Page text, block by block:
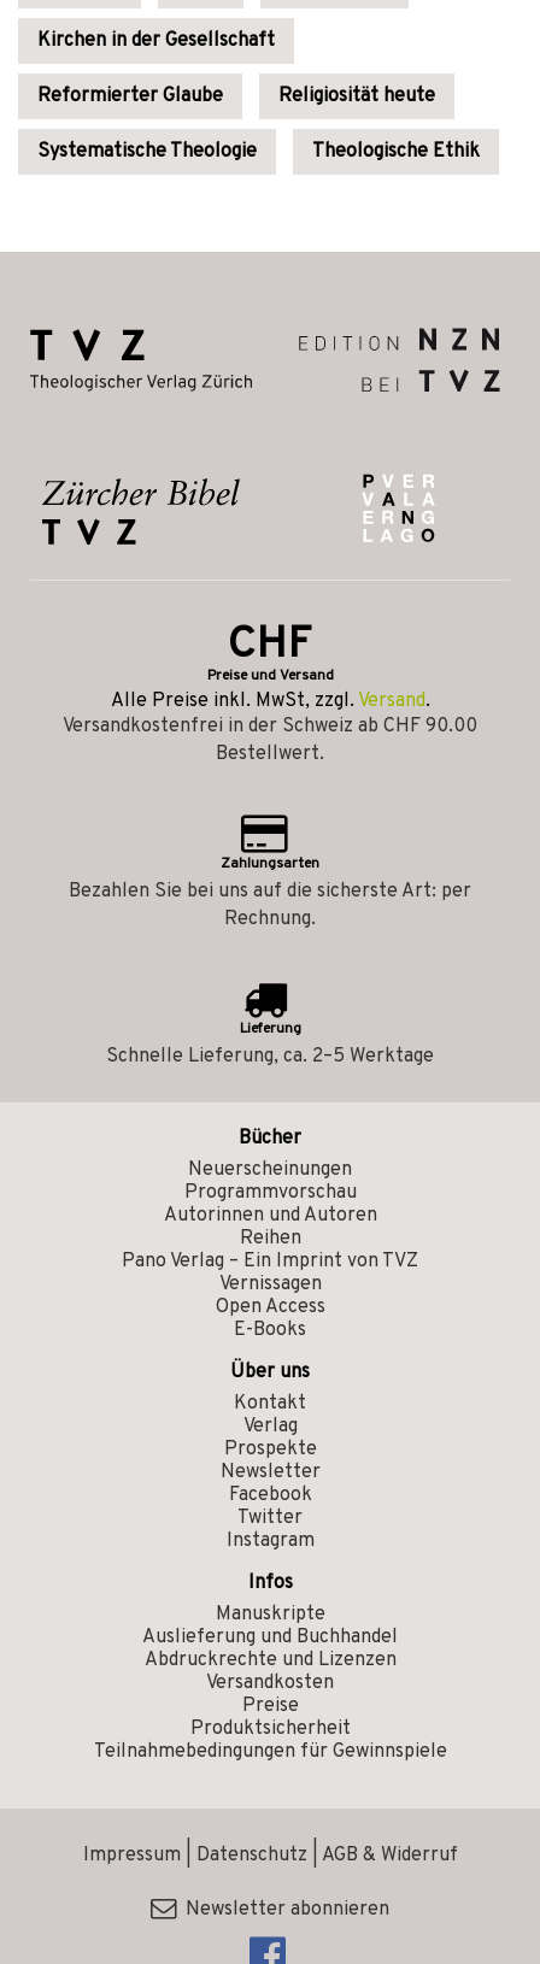
Kirchen in der Gesellschaft
Reformierter Glaube Religiosität heute
Systematische Theologie Theologische Ethik
CHF
Preise und Versand
Alle Preise inkl. MwSt, zzgl. Versand.
Versandkostenfrei in der Schweiz ab CHF 90.00
Bestellwert.
Zahlungsarten
Bezahlen Sie bei uns auf die sicherste Art: per
Rechnung.
Lieferung
Schnelle Lieferung, ca. 2–5 Werktage
Bücher
Neuerscheinungen
Programmvorschau
Autorinnen und Autoren
Reihen
Pano Verlag – Ein Imprint von TVZ
Vernissagen
Open Access
E-Books
Über uns
Kontakt
Verlag
Prospekte
Newsletter
Facebook
Twitter
Instagram
Infos
Manuskripte
Auslieferung und Buchhandel
Abdruckrechte und Lizenzen
Versandkosten
Preise
Produktsicherheit
Teilnahmebedingungen für Gewinnspiele
Impressum Datenschutz AGB & Widerruf
Newsletter abonnieren